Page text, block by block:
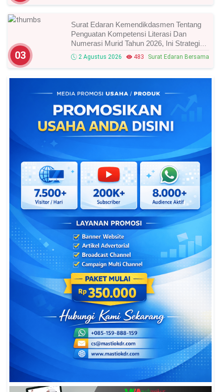
03
Surat Edaran Kemendikdasmen Tentang
Penguatan Kompetensi Literasi Dan
Numerasi Murid Tahun 2026, Ini Strategi
Dan Alurnya
2 Agustus 2026 483 Surat Edaran Bersama